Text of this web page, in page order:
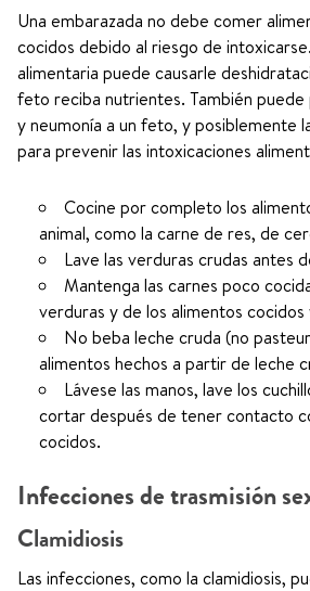
Una embarazada no debe comer
cocidos debido al riesgo de
alimentaria puede causarle
feto reciba nutrientes. También
y neumonía a un feto, y posiblemente
para prevenir las intoxicaciones
Cocine por completo los
animal, como la carne de res, de
Lave las verduras crudas antes
Mantenga las carnes poco
verduras y de los alimentos
No beba leche cruda (no
alimentos hechos a partir de leche
Lávese las manos, lave los
cortar después de tener contacto
cocidos.
Infecciones de trasmisión
Clamidiosis
Las infecciones, como la clamidiosis,